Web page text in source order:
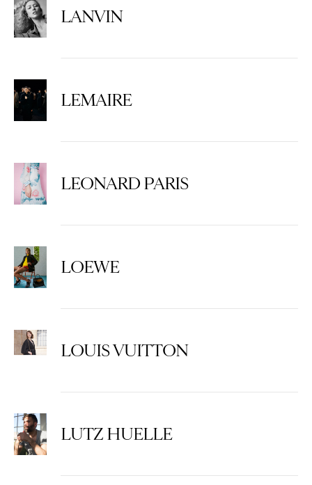
LANVIN
LEMAIRE
LEONARD PARIS
LOEWE
LOUIS VUITTON
LUTZ HUELLE